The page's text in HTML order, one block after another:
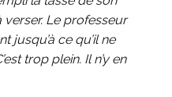
verser. Le professeur
jusqu’à ce qu’il ne
trop plein. Il n’y en